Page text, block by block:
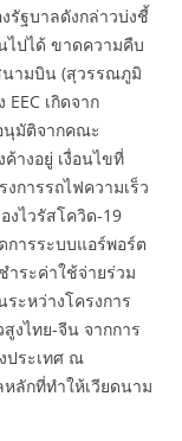
รัฐบาลดังกล่าวบ่งชี้
ไปได้ ขาดความคืบ
นามบิน (สุวรรณภูมิ
เกิดจาก
นุมัติจากคณะ
างอยู่ เงื่อนไขที่
การรถไฟความเร็ว
งไวรัสโควิด-19
การระบบแอร์พอร์ต
ำระค่าใช้จ่ายร่วม
ะหว่างโครงการ
งไทย-จีน จากการ
ประเทศ ณ
ลักที่ทำให้เวียดนาม